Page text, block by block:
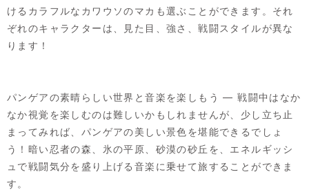
けるカラフルなカワウソのマカも選ぶことができます。それ
ぞれのキャラクターは、見た目、強さ、戦闘スタイルが異な
ります！
パンゲアの素晴らしい世界と音楽を楽しもう — 戦闘中はなか
なか視覚を楽しむのは難しいかもしれませんが、少し立ち止
まってみれば、パンゲアの美しい景色を堪能できるでしょ
う！暗い忍者の森、氷の平原、砂漠の砂丘を、エネルギッシ
ュで戦闘気分を盛り上げる音楽に乗せて旅することができま
す。